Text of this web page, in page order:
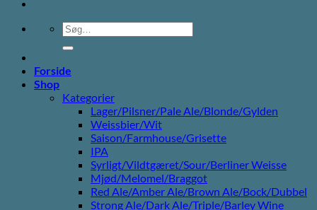
Søg
efter:
Forside
Shop
Kategorier
Lager/Pilsner/Pale Ale/Blonde/Gylden
Weissbier/Wit
Saison/Farmhouse/Grisette
IPA
Syrligt/Vildtgæret/Sour/Berliner Weisse
Mjød/Melomel/Braggot
Red Ale/Amber Ale/Brown Ale/Bock/Dubbel
Strong Ale/Dark Ale/Triple/Barley Wine